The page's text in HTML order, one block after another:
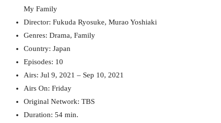
My Family
Director: Fukuda Ryosuke, Murao Yoshiaki
Genres: Drama, Family
Country: Japan
Episodes: 10
Airs: Jul 9, 2021 – Sep 10, 2021
Airs On: Friday
Original Network: TBS
Duration: 54 min.